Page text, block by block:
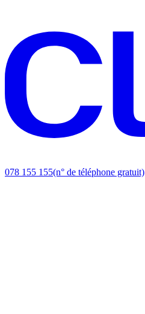
078 155 155(n° de téléphone gratuit)